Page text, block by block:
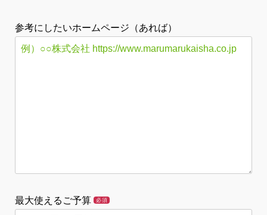
参考にしたいホームページ（あれば）
最大使えるご予算 必須